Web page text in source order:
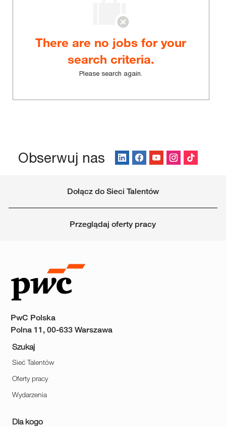
There are no jobs for your
search criteria.
Please search again.
Obserwuj nas
Dołącz do Sieci Talentów
Przeglądaj oferty pracy
PwC Polska
Polna 11, 00-633 Warszawa
Szukaj
Sieć Talentów
Oferty pracy
Wydarzenia
Dla kogo